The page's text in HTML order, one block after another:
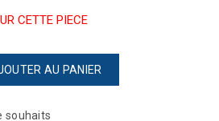
CETTE PIECE
AU PANIER
souhaits